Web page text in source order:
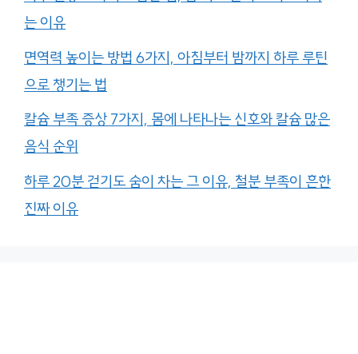
는 이유
면역력 높이는 방법 6가지, 아침부터 밤까지 하루 루틴
으로 챙기는 법
칼슘 부족 증상 7가지, 몸에 나타나는 신호와 칼슘 많은
음식 순위
하루 20분 걷기도 숨이 차는 그 이유, 철분 부족이 흔한
진짜 이유